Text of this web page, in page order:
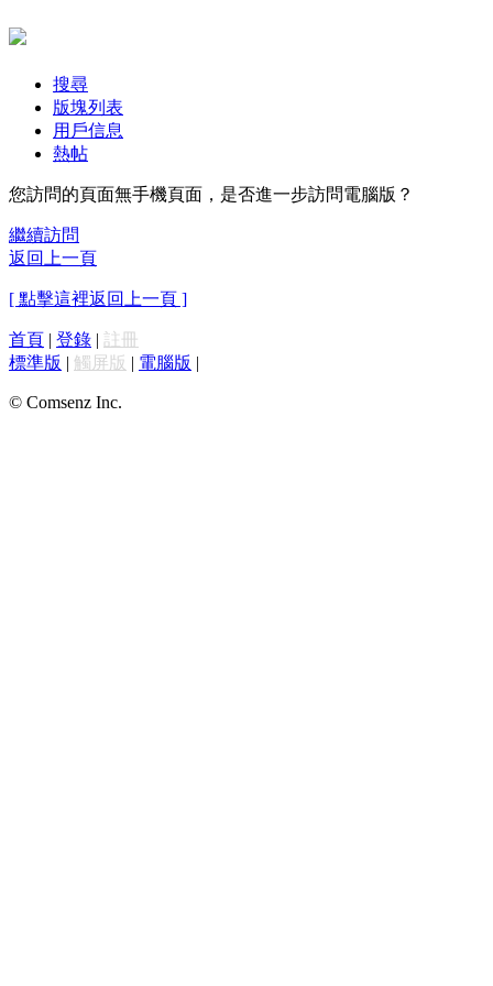
搜尋
版塊列表
用戶信息
熱帖
您訪問的頁面無手機頁面，是否進一步訪問電腦版？
繼續訪問
返回上一頁
[ 點擊這裡返回上一頁 ]
首頁 | 登錄 | 註冊
標準版 | 觸屏版 | 電腦版 |
© Comsenz Inc.